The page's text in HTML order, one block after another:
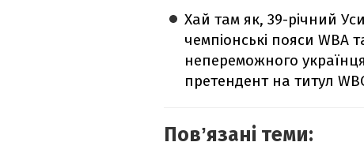
Хай там як, 39-річний
чемпіонські пояси WBA
непереможного
претендент на титул
Повʼязані теми: